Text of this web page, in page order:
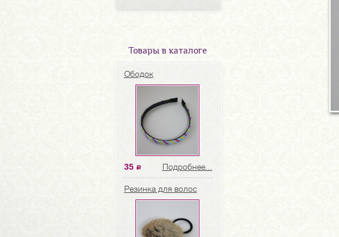
Товары в каталоге
Ободок
35 a Подробнее...
Резинка для волос